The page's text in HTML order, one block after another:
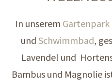
In unserem Gartenpark
und Schwimmbad,
Lavendel und
Bambus und Magnolie